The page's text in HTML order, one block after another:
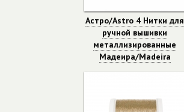
Астро/Astro 4 Нитки для
ручной вышивки
металлизированные
Мадеира/Madeira